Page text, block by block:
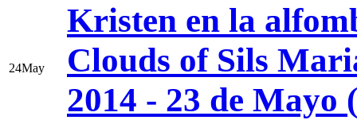
24May
Kristen en la
Clouds of Sils
2014 - 23 de Mayo